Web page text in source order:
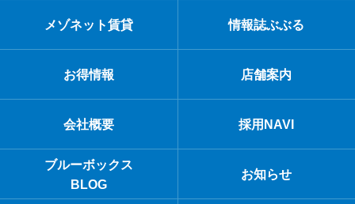
メゾネット賃貸 情報誌ぶぶる
お得情報 店舗案内
会社概要 採用NAVI
ブルーボックス
BLOG
お知らせ